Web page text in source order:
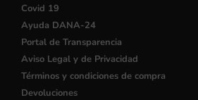
Covid 19
Ayuda DANA-24
Portal de Transparencia
Aviso Legal y de Privacidad
Términos y condiciones de compra
Devoluciones